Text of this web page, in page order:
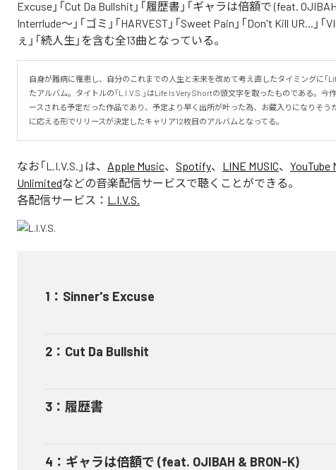
Excuse」「Cut Da Bullshit」「履歴書」「ギャラは倍額で (feat.
Interrlude～」「ゴミ」「HARVEST」「Sweet Pain」「Don't Kill UR...」「
ぇ」「続人生」を含む全13曲となっている。
自身が難病に罹患し、自分のこれまでの人生と未来を改めて考え直したタイミングに「
たアルバム。タイトルの「L.I.V.S.」はLife Is Very Shortの頭文字を取ったものである。今
ースされる予定だった作品であり、予定より早く出所が叶った為、お蔵入りになりそう
に応える形でリリースが決定したキャリア12枚目のアルバムとなってる。
なお「L.I.V.S. 」は、 Apple Music、 Spotify、 LINE MUSIC、 YouTube
Unlimitedなどの音楽配信サービスで聴くことができる。
各配信サービス： L.I.V.S.
1 ： Sinner's Excuse
2 ： Cut Da Bullshit
3 ： 履歴書
4 ： ギャラは倍額で (feat. OJIBAH & BRON-K)